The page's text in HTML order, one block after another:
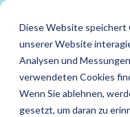
Diese Website speichert
unserer Website
Analysen und
verwendeten Cookies
Wenn Sie ablehnen,
gesetzt, um daran zu
Skip
the
main
content.